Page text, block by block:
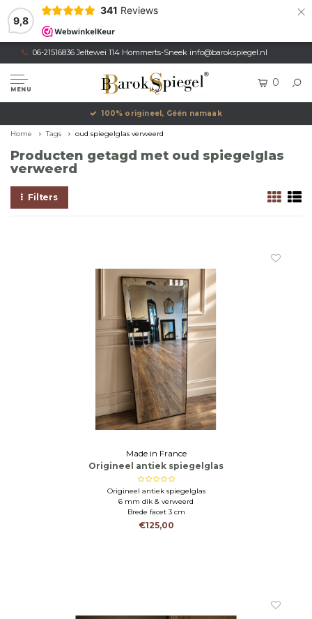
9,8
341 Reviews ×
06-21516836 Jeltewei 114 Hommerts-Sneek info@barokspiegel.nl
MENU
0
100% origineel, Géén namaak
Home Tags oud spiegelglas verweerd
Producten getagd met oud spiegelglas
verweerd
Filters
Made in France
Origineel antiek spiegelglas
Origineel antiek spiegelglas
6 mm dik & verweerd
Brede facet 3 cm
€125,00